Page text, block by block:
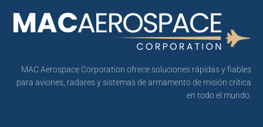
MAC Aerospace Corporation ofrece soluciones rápidas y fiables
para aviones, radares y sistemas de armamento de misión crítica
en todo el mundo.